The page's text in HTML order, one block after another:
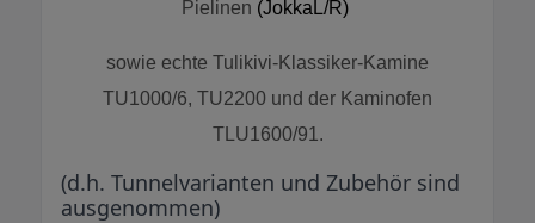
Pielinen (JokkaL/R)
sowie echte Tulikivi-Klassiker-Kamine
TU1000/6, TU2200 und der Kaminofen
TLU1600/91.
(d.h. Tunnelvarianten und Zubehör sind
ausgenommen)